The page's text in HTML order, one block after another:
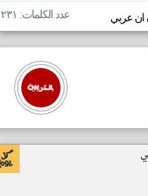
عربي عدد الكلمات: ٢٣١